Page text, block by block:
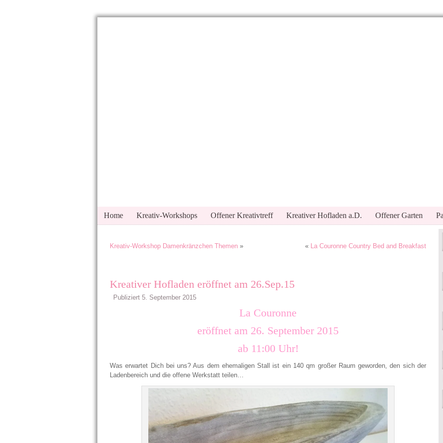
Home Kreativ-Workshops Offener Kreativtreff Kreativer Hofladen a.D. Offener Garten
Kreativ-Workshop Damenkränzchen Themen » « La Couronne Country Bed and Breakfast
Kreativer Hofladen eröffnet am 26.Sep.15
Publiziert 5. September 2015
La Couronne
eröffnet am 26. September 2015
ab 11:00 Uhr!
Was erwartet Dich bei uns? Aus dem ehemaligen Stall ist ein 140 qm großer Raum geworden, den sich der
Ladenbereich und die offene Werkstatt teilen…